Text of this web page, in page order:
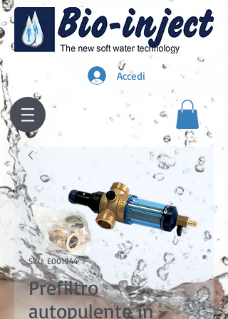
Accedi
SKU: E001944
Prefiltro
autopulente in